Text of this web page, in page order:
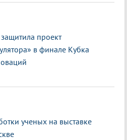
проект
в финале Кубка
ученых на выставке